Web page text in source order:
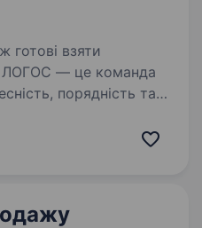
готові взяти
порядність та
країни. Наша